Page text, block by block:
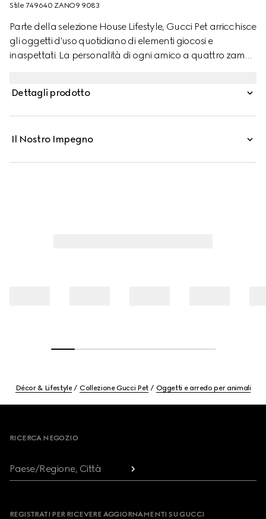
Stile ‎749640 ZANO9 9083
Parte della selezione House Lifestyle, Gucci Pet arricchisce
gli oggetti d'uso quotidiano di elementi giocosi e
inaspettati. La personalità di ogni amico a quattro zampe
ciotola per animali piccola è realizzata in porcellana
Dettagli prodotto
Il Nostro Impegno
Décor & Lifestyle Collezione Gucci Pet Oggetti e arredo per animali
RICERCA NEGOZIO
Paese/Regione, Città
REGISTRATI PER RICEVERE AGGIORNAMENTI SU GUCCI